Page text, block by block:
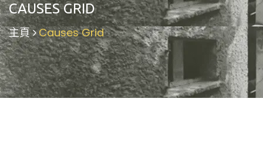
CAUSES GRID
主頁 Causes Grid